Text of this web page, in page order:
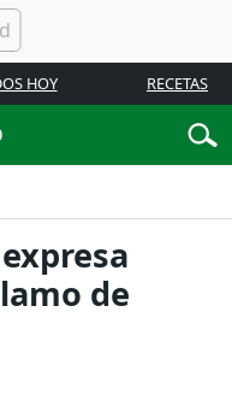
HOY RECETAS
de